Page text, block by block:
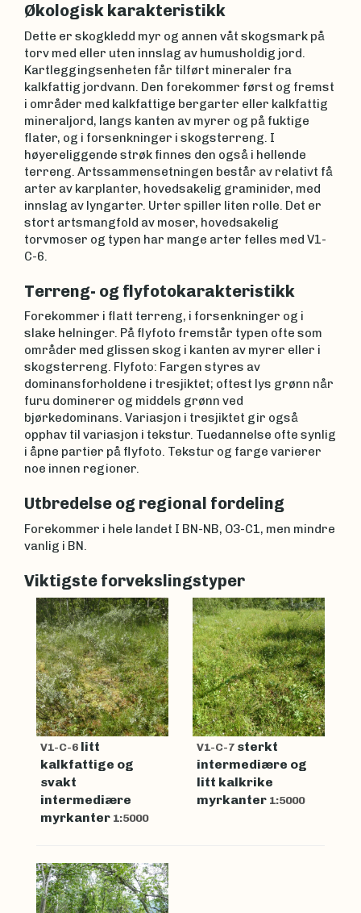
Økologisk karakteristikk
Dette er skogkledd myr og annen våt skogsmark på
torv med eller uten innslag av humusholdig jord.
Kartleggingsenheten får tilført mineraler fra
kalkfattig jordvann. Den forekommer først og fremst
i områder med kalkfattige bergarter eller kalkfattig
mineraljord, langs kanten av myrer og på fuktige
flater, og i forsenkninger i skogsterreng. I
høyereliggende strøk finnes den også i hellende
terreng. Artssammensetningen består av relativt få
arter av karplanter, hovedsakelig graminider, med
innslag av lyngarter. Urter spiller liten rolle. Det er
stort artsmangfold av moser, hovedsakelig
torvmoser og typen har mange arter felles med V1-
C-6.
Terreng- og flyfotokarakteristikk
Forekommer i flatt terreng, i forsenkninger og i
slake helninger. På flyfoto fremstår typen ofte som
områder med glissen skog i kanten av myrer eller i
skogsterreng. Flyfoto: Fargen styres av
dominansforholdene i tresjiktet; oftest lys grønn når
furu dominerer og middels grønn ved
bjørkedominans. Variasjon i tresjiktet gir også
opphav til variasjon i tekstur. Tuedannelse ofte synlig
i åpne partier på flyfoto. Tekstur og farge varierer
noe innen regioner.
Utbredelse og regional fordeling
Forekommer i hele landet I BN-NB, O3-C1, men mindre
vanlig i BN.
Viktigste forvekslingstyper
V1-C-6 litt
kalkfattige og
svakt
intermediære
myrkanter 1:5000
V1-C-7 sterkt
intermediære og
litt kalkrike
myrkanter 1:5000